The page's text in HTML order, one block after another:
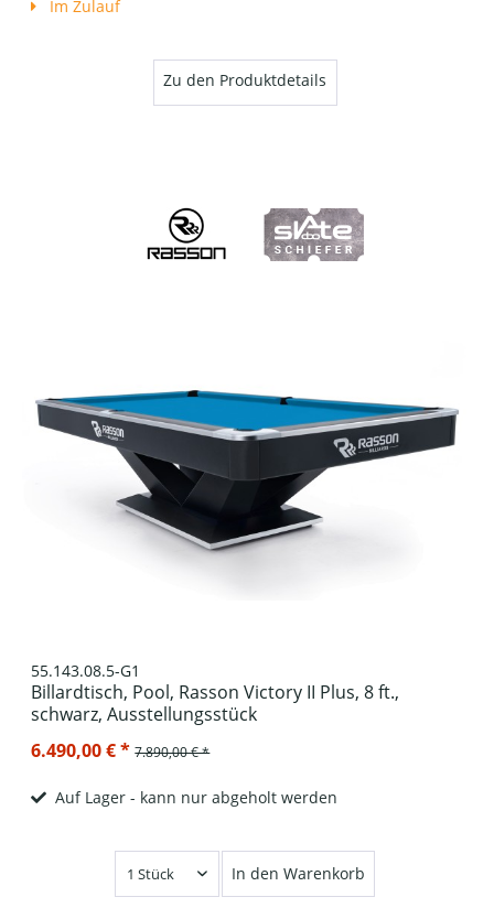
Im Zulauf
Zu den Produktdetails
55.143.08.5-G1
Billardtisch, Pool, Rasson Victory II Plus, 8 ft.,
schwarz, Ausstellungsstück
6.490,00 € * 7.890,00 € *
Auf Lager - kann nur abgeholt werden
In den Warenkorb